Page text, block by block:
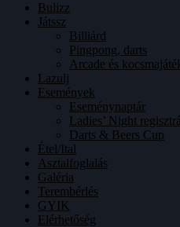
Bulizz
Játssz
Billiárd
Pingpong, darts
Arcade és
Lazulj
Események
Eseménynaptár
Ladies’ Night
Darts & Beers Cup
Étel/Ital
Asztalfoglalás
Galéria
Terembérlés
GYIK
Elérhetőség